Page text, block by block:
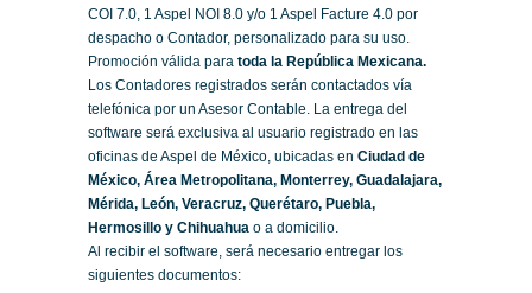
COI 7.0, 1 Aspel NOI 8.0 y/o 1 Aspel Facture 4.0 por
despacho o Contador, personalizado para su uso.
Promoción válida para toda la República Mexicana.
Los Contadores registrados serán contactados vía
telefónica por un Asesor Contable. La entrega del
software será exclusiva al usuario registrado en las
oficinas de Aspel de México, ubicadas en Ciudad de
México, Área Metropolitana, Monterrey, Guadalajara,
Mérida, León, Veracruz, Querétaro, Puebla,
Hermosillo y Chihuahua o a domicilio.
Al recibir el software, será necesario entregar los
siguientes documentos: